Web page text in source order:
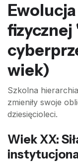
wiek)
Szkolna
zmieniły swoje
dziesięcioleci.
Wiek XX: